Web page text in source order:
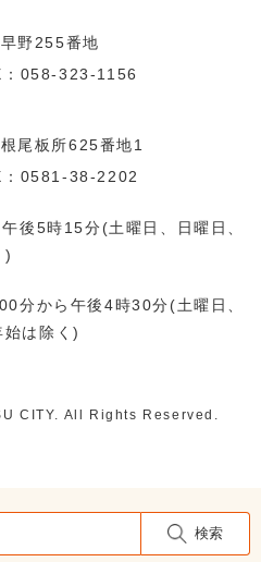
検索
野255番地
058-323-1156
尾板所625番地1
0581-38-2202
後5時15分(土曜日、日曜日、
)
分から午後4時30分(土曜日、
始は除く)
CITY. All Rights Reserved.